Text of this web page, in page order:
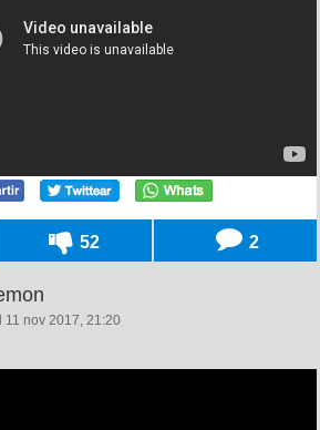
52 2
11 nov 2017, 21:20